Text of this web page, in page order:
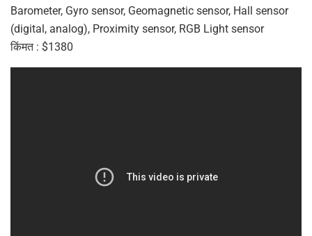
Barometer, Gyro sensor, Geomagnetic sensor, Hall sensor
(digital, analog), Proximity sensor, RGB Light sensor
किंमत : $1380